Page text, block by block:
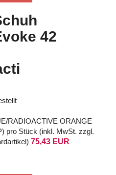
42
RADIOACTIVE ORANGE
) pro Stück (inkl. MwSt. zzgl.
) 75,43 EUR